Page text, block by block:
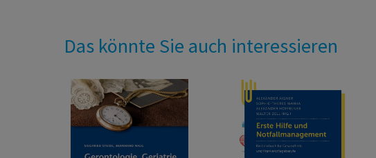
Das könnte Sie auch interessieren